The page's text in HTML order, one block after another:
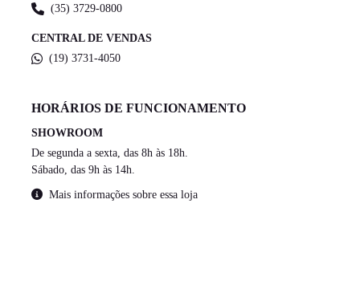
(35) 3729-0800
CENTRAL DE VENDAS
(19) 3731-4050
HORÁRIOS DE FUNCIONAMENTO
SHOWROOM
De segunda a sexta, das 8h às 18h.
Sábado, das 9h às 14h.
Mais informações sobre essa loja